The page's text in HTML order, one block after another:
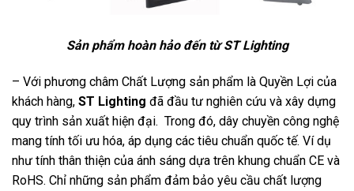
Sản phẩm hoàn hảo đến từ ST Lighting
– Với phương châm Chất Lượng sản phẩm là Quyền Lợi của
khách hàng, ST Lighting đã đầu tư nghiên cứu và xây dựng
quy trình sản xuất hiện đại. Trong đó, dây chuyền công nghệ
mang tính tối ưu hóa, áp dụng các tiêu chuẩn quốc tế. Ví dụ
như tính thân thiện của ánh sáng dựa trên khung chuẩn CE và
RoHS. Chỉ những sản phẩm đảm bảo yêu cầu chất lượng